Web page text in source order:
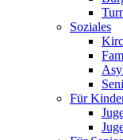
Soziales
Für